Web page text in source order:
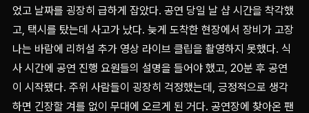
었고 날짜를 굉장히 급하게 잡았다. 공연 당일 날 샵 시간을 착각했
고, 택시를 탔는데 사고가 났다. 늦게 도착한 현장에서 장비가 고장
나는 바람에 리허설 추가 영상 라이브 클립을 촬영하지 못했다. 식
사 시간에 공연 진행 요원들의 설명을 들어야 했고, 20분 후 공연
이 시작됐다. 주위 사람들이 굉장히 걱정했는데, 긍정적으로 생각
하면 긴장할 겨를 없이 무대에 오르게 된 거다. 공연장에 찾아온 팬